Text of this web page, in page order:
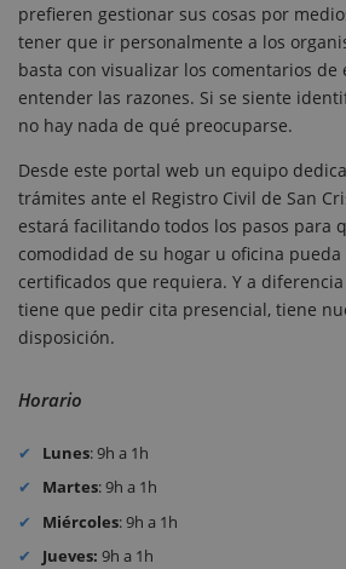
prefieren gestionar sus cosas por
tener que ir personalmente a los
basta con visualizar los comentarios de
entender las razones. Si se siente
no hay nada de qué preocuparse.
Desde este portal web un equipo
trámites ante el Registro Civil de San
estará facilitando todos los pasos para
comodidad de su hogar u oficina pueda
certificados que requiera. Y a
tiene que pedir cita presencial, tiene
disposición.
Horario
Lunes: 9h a 1h
Martes: 9h a 1h
Miércoles: 9h a 1h
Jueves: 9h a 1h